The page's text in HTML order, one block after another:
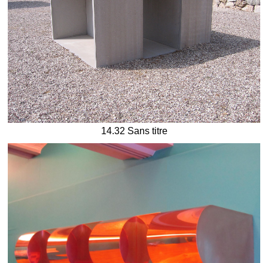
14.32 Sans titre